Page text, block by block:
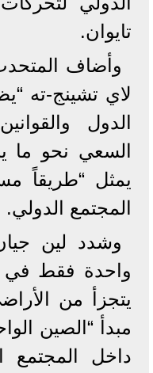
تايوان.
وأضاف
لاي تشينج-ته
الدول
السعي نحو ما
يمثل “طريقاً
المجتمع الدولي.
وشدد لين
واحدة فقط في
يتجزأ من
مبدأ “الصين
داخل